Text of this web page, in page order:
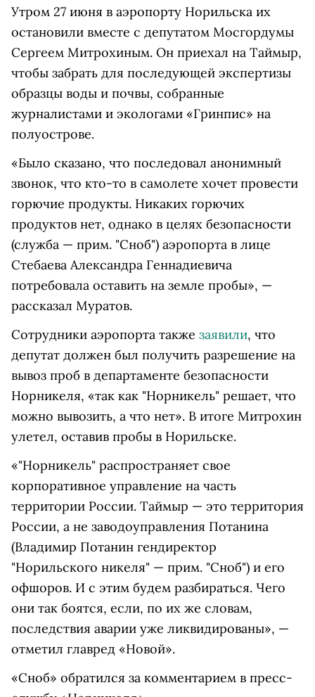
Утром 27 июня в аэропорту Норильска их
остановили вместе с депутатом Мосгордумы
Сергеем Митрохиным. Он приехал на Таймыр,
чтобы забрать для последующей экспертизы
образцы воды и почвы, собранные
журналистами и экологами «Гринпис» на
полуострове.
«Было сказано, что последовал анонимный
звонок, что кто-то в самолете хочет провести
горючие продукты. Никаких горючих
продуктов нет, однако в целях безопасности
(служба — прим. "Сноб") аэропорта в лице
Стебаева Александра Геннадиевича
потребовала оставить на земле пробы», —
рассказал Муратов.
Сотрудники аэропорта также заявили, что
депутат должен был получить разрешение на
вывоз проб в департаменте безопасности
Норникеля, «так как "Норникель" решает, что
можно вывозить, а что нет». В итоге Митрохин
улетел, оставив пробы в Норильске.
«"Норникель" распространяет свое
корпоративное управление на часть
территории России. Таймыр — это территория
России, а не заводоуправления Потанина
(Владимир Потанин гендиректор
"Норильского никеля" — прим. "Сноб") и его
офшоров. И с этим будем разбираться. Чего
они так боятся, если, по их же словам,
последствия аварии уже ликвидированы», —
отметил главред «Новой».
«Сноб» обратился за комментарием в пресс-